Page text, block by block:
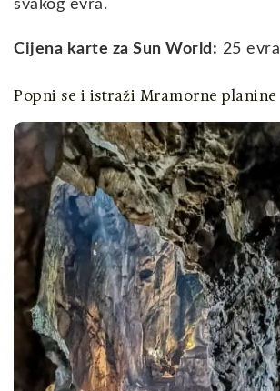
svakog evra.
Cijena karte za Sun World: 25 evra
Popni se i istraži Mramorne planine